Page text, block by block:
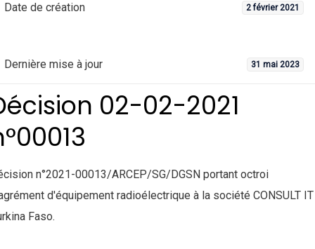
Date de création 2 février 2021
Dernière mise à jour 31 mai 2023
02-02-2021
n°2021-00013/ARCEP/SG/DGSN portant octroi
d'équipement radioélectrique à la société CONSULT IT
Faso.